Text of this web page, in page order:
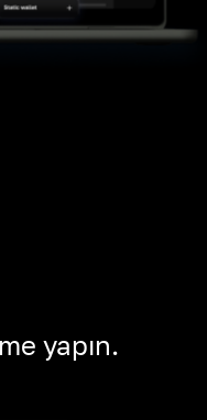
yapın.